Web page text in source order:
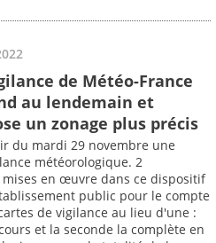
de Météo-France
au lendemain et
un zonage plus précis
du mardi 29 novembre une
météorologique. 2
en œuvre dans ce dispositif
public pour le compte
de vigilance au lieu d'une :
et la seconde la complète en